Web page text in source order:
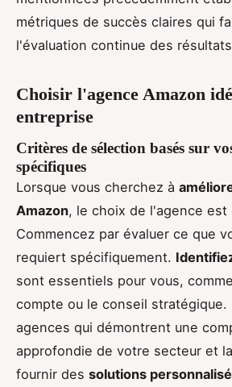
métriques de succès claires qui
l'évaluation continue des
Choisir l'agence Amazon
entreprise
Critères de sélection basés sur
spécifiques
Lorsque vous cherchez à
Amazon, le choix de l'agence est
Commencez par évaluer ce que
requiert spécifiquement.
sont essentiels pour vous,
compte ou le conseil stratégique.
agences qui démontrent une
approfondie de votre secteur et
fournir des solutions